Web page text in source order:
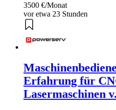
3500 €/Monat
vor etwa 23 Stunden
Erfahrung für
Lasermaschinen